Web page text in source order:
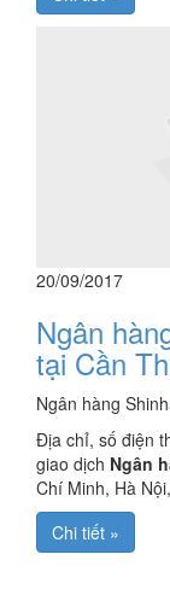
20/09/2017
Ngân
tại Cần
Ngân hàng
Địa chỉ, số điện
giao dịch Ngân
Chí Minh, Hà
Chi tiết »